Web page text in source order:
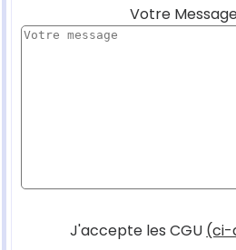
Votre
J'accepte les CGU (ci-